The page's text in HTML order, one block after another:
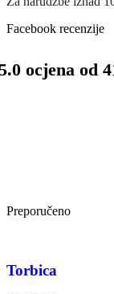
Facebook recenzije
ocjena od
Preporučeno
Torbica